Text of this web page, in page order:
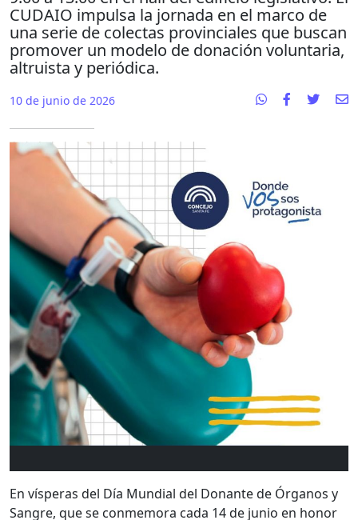
CUDAIO impulsa la jornada en el marco de
una serie de colectas provinciales que buscan
promover un modelo de donación voluntaria,
altruista y periódica.
10 de junio de 2026
En vísperas del Día Mundial del Donante de Órganos y
Sangre, que se conmemora cada 14 de junio en honor